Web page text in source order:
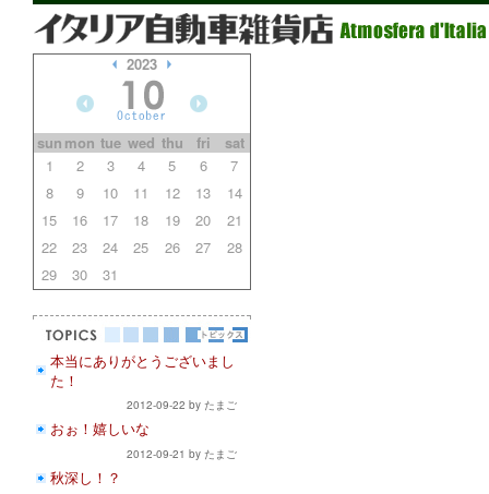
2023
sun mon tue wed thu fri
sat
1
2 3 4 5 6
7
8
9 10 11 12 13
14
15
16 17 18 19 20
21
22
23 24 25 26 27
28
29
30 31
本当にありがとうございまし
た！
2012-09-22 by たまご
おぉ！嬉しいな
2012-09-21 by たまご
秋深し！？